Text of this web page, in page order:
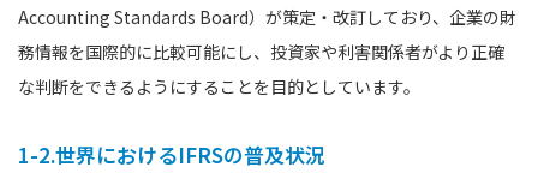
Accounting Standards Board）が策定・改訂しており、企業の財
務情報を国際的に比較可能にし、投資家や利害関係者がより正確
な判断をできるようにすることを目的としています。
1-2.世界におけるIFRSの普及状況